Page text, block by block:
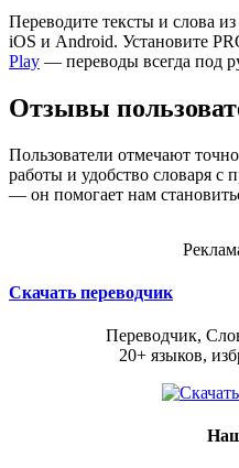
Переводите тексты и слова из
iOS и Android. Установите
Play — переводы всегда под
Отзывы
Пользователи отмечают
работы и удобство словаря с
— он помогает нам
Скачать переводчик
Переводчик,
20+ языков,